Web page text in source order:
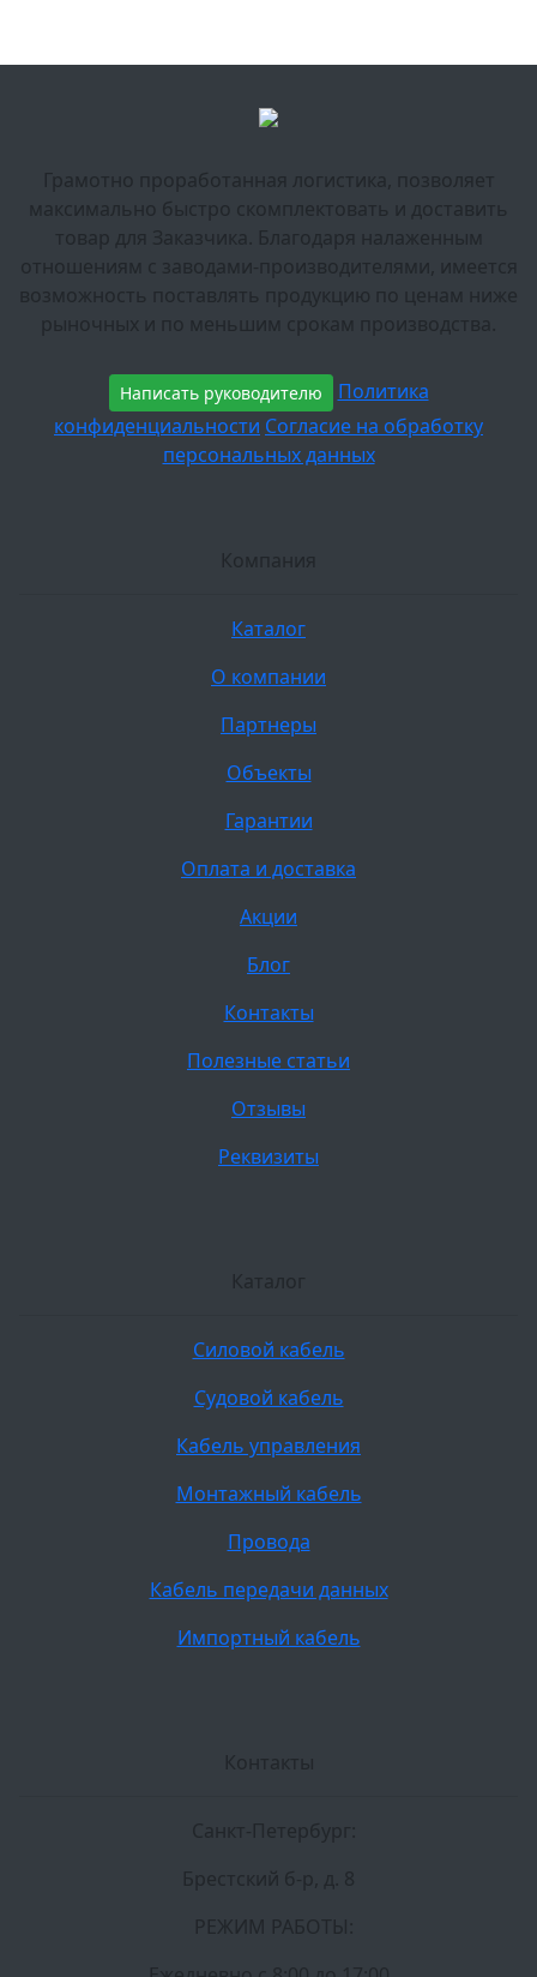
Грамотно проработанная логистика, позволяет
максимально быстро скомплектовать и доставить
товар для Заказчика. Благодаря налаженным
отношениям с заводами-производителями, имеется
возможность поставлять продукцию по ценам ниже
рыночных и по меньшим срокам производства.
Написать руководителю
Политика
конфиденциальности Согласие на обработку
персональных данных
Компания
Каталог
О компании
Партнеры
Объекты
Гарантии
Оплата и доставка
Акции
Блог
Контакты
Полезные статьи
Отзывы
Реквизиты
Каталог
Силовой кабель
Судовой кабель
Кабель управления
Монтажный кабель
Провода
Кабель передачи данных
Импортный кабель
Контакты
Санкт-Петербург:
Брестский б-р, д. 8
РЕЖИМ РАБОТЫ: